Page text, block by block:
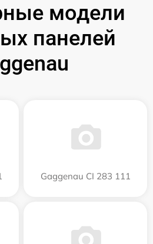
модели
панелей
Gaggenau CI 283 111